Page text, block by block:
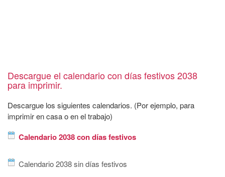
Descargue el calendario con días festivos 2038
para imprimir.
Descargue los siguientes calendarios. (Por ejemplo, para
imprimir en casa o en el trabajo)
Calendario 2038 con días festivos
Calendario 2038 sin días festivos